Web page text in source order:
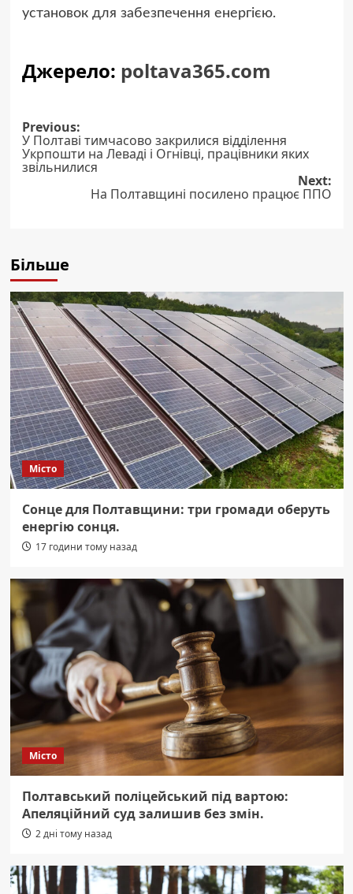
установок для забезпечення енергією.
Джерело: poltava365.com
Post
navigation
Previous:
У Полтаві тимчасово закрилися відділення
Укрпошти на Леваді і Огнівці, працівники яких
звільнилися
Next:
На Полтавщині посилено працює ППО
Більше
Місто
Сонце для Полтавщини: три громади оберуть
енергію сонця.
17 години тому назад
Місто
Полтавський поліцейський під вартою:
Апеляційний суд залишив без змін.
2 дні тому назад